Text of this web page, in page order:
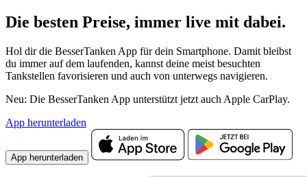
Die besten Preise, immer live mit dabei.
Hol dir die BesserTanken App für dein Smartphone. Damit bleibst
du immer auf dem laufenden, kannst deine meist besuchten
Tankstellen favorisieren und auch von unterwegs navigieren.
Neu: Die BesserTanken App unterstützt jetzt auch Apple CarPlay.
App herunterladen
App herunterladen